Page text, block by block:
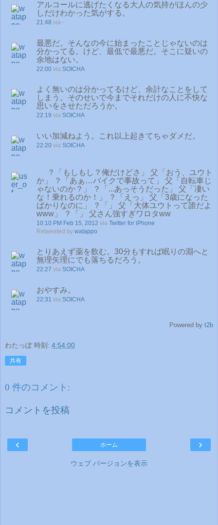
アルコールに逃げたくなる大人の気持がほんの少
しだけわかった気がする。
21:48 via -
最悪だ。そんなの今に始まったことじゃないのは
分かってる。けど、最低で最悪だ。そこに疑いの
余地はない。
22:00 via SOICHA
よく無いのは分かってるけど、余計なことをして
しまう。そのせいで今までそれだけの人に不快な
思いをさせただろうか。
22:19 via SOICHA
いい加減ねよう。これ以上起きてちゃダメだ。
22:20 via SOICHA
？「もしもし？俺だけどさ」 父「おう、ユウト
か」 ？「あぁ…バイクで事故って」 父「自転車じ
ゃないのか？」 ？「...あっそうだった」 父「凄い
な！乗れるのか！」 ？「えっ」 父「3歳になった
ばかりなのに」 ？「」 父「大体ユウトって誰だよ
www」 ？「」 父さん強すぎワロタww
10:10 PM Feb 15, 2012 via Twitter for iPhone
Retweeted by watappo
とりあえず薬を飲む。30分もすれば眠りの淵へと
無理矢理にでも落ちるだろう。
22:27 via SOICHA
おやすみ。
22:31 via SOICHA
Powered by t2b
わたっぽ 時刻: 4:54:00
共有
0 件のコメント:
コメントを投稿
‹ ›
ホーム
ウェブ バージョンを表示